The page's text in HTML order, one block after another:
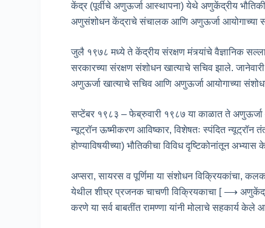
केंद्र (पूर्वीचे अणुऊर्जा आस्थापना) येथे अणुकेंद्रीय
अणुसंशोधन केंद्राचे संचालक आणि अणुऊर्जा आयोगाच्या
जुलै १९७८ मध्ये ते केंद्रीय संरक्षण मंत्र्यांचे वैज्ञानिक
सरकारच्या संरक्षण संशोधन खात्याचे सचिव झाले.
अणुऊर्जा खात्याचे सचिव आणि अणुऊर्जा आयोगाच्या
सप्टेंबर १९८३ – फेब्रुवारी १९८७ या काळात ते अणुऊर्जा
न्यूट्रॉन ऊष्मीकरण आविष्कार, विशेषतः स्पंदित
होण्याविषयीच्या) भौतिकीचा विविध दृष्टिकोनांतून
अप्सरा, सायरस व पूर्णिमा या संशोधन विक्रियकांचा,
येथील शीघ्र प्रजनक चाचणी विक्रियकाचा [ ⟶
करणे या सर्व बाबतींत रामण्णा यांनी मोलाचे सहकार्य केले